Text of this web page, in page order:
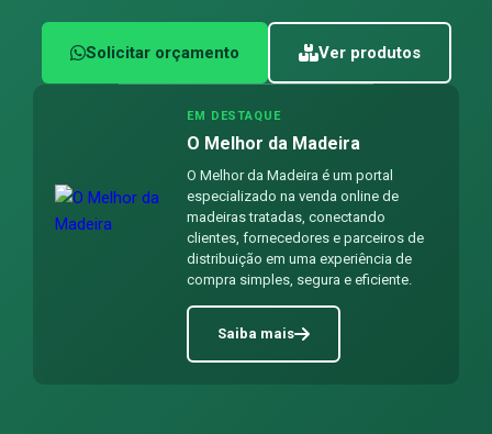
Solicitar orçamento Ver produtos
EM DESTAQUE
O Melhor da Madeira
O Melhor da Madeira é um portal
especializado na venda online de
madeiras tratadas, conectando
clientes, fornecedores e parceiros de
distribuição em uma experiência de
compra simples, segura e eficiente.
Saiba mais